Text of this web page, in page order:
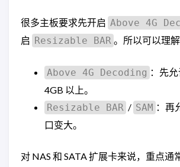
很多主板要求先开启 Above 4G
启 Resizable BAR 。所以可以理解
Above 4G Decoding ：先
4GB 以上。
Resizable BAR / SAM ：再
口变大。
对 NAS 和 SATA 扩展卡来说，重点通